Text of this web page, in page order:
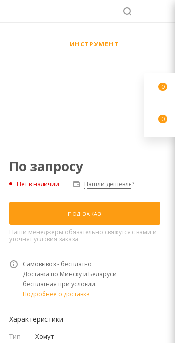
ИНСТРУМЕНТ
По запросу
Нет в наличии Нашли дешевле?
ПОД ЗАКАЗ
Наши менеджеры обязательно свяжутся с вами и
уточнят условия заказа
Самовывоз - бесплатно
Доставка по Минску и Беларуси
бесплатная при условии.
Подробнее о доставке
Характеристики
Тип — Хомут
0
0